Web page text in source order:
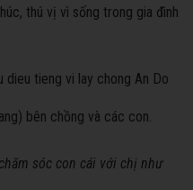
thú vị vì sống trong gia đình
bên chồng và các con.
sóc con cái với chị như